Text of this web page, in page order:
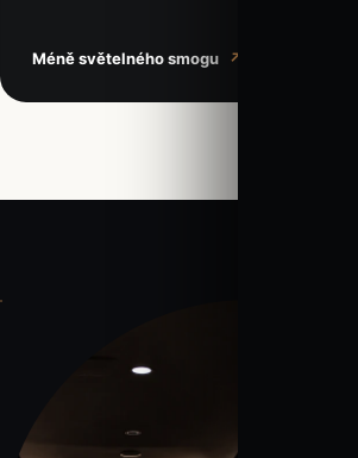
Méně světelného smogu ↗